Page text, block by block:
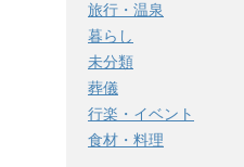
旅行・温泉
暮らし
未分類
葬儀
行楽・イベント
食材・料理